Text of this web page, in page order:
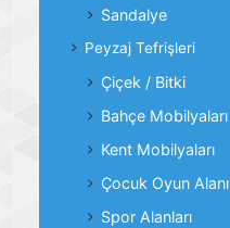
Sandalye
Peyzaj Tefrişleri
Çiçek / Bitki
Bahçe Mobilyaları
Kent Mobilyaları
Çocuk Oyun Alanı
Spor Alanları